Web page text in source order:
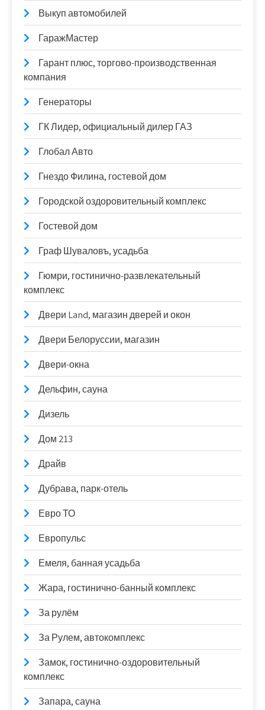
Выкуп автомобилей
ГаражМастер
Гарант плюс, торгово-производственная
компания
Генераторы
ГК Лидер, официальный дилер ГАЗ
Глобал Авто
Гнездо Филина, гостевой дом
Городской оздоровительный комплекс
Гостевой дом
Граф Шуваловъ, усадьба
Гюмри, гостинично-развлекательный
комплекс
Двери Land, магазин дверей и окон
Двери Белоруссии, магазин
Двери-окна
Дельфин, сауна
Дизель
Дом 213
Драйв
Дубрава, парк-отель
Евро ТО
Европульс
Емеля, банная усадьба
Жара, гостинично-банный комплекс
За рулём
За Рулем, автокомплекс
Замок, гостинично-оздоровительный
комплекс
Запара, сауна